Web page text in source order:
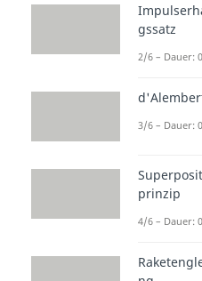
gssatz
2/6 – Dauer:
3/6 – Dauer:
prinzip
4/6 – Dauer: